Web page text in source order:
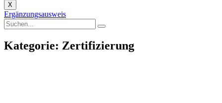
X
Ergänzungsausweis
Kategorie: Zertifizierung